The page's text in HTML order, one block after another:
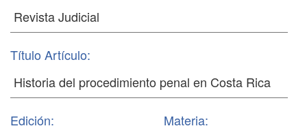
Título Artículo:
Edición: Materia: